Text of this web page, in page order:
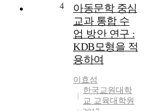
4
아동문학 중심
교과 통합 수
업 방안 연구 :
KDB모형을 적
용하여
이효성
한국교원대학
교 교육대학원